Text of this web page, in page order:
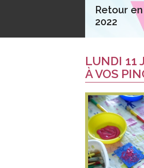
Retour
2022
LUNDI 11
À VOS